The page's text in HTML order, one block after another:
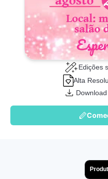
Edições
Alta